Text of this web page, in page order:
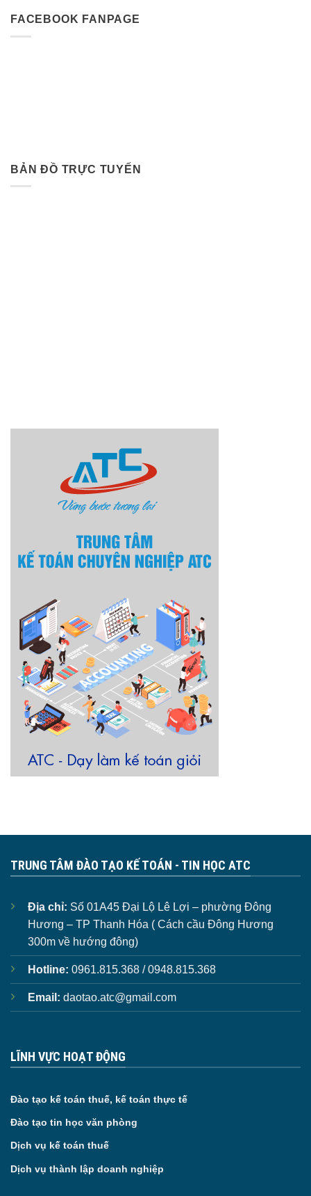
FACEBOOK FANPAGE
BẢN ĐỒ TRỰC TUYẾN
TRUNG TÂM ĐÀO TẠO KẾ TOÁN - TIN HỌC ATC
Địa chỉ: Số 01A45 Đại Lộ Lê Lợi – phường Đông
Hương – TP Thanh Hóa ( Cách cầu Đông Hương
300m về hướng đông)
Hotline: 0961.815.368 / 0948.815.368
Email: daotao.atc@gmail.com
LĨNH VỰC HOẠT ĐỘNG
Đào tạo kế toán thuế, kế toán thực tế
Đào tạo tin học văn phòng
Dịch vụ kế toán thuế
Dịch vụ thành lập doanh nghiệp